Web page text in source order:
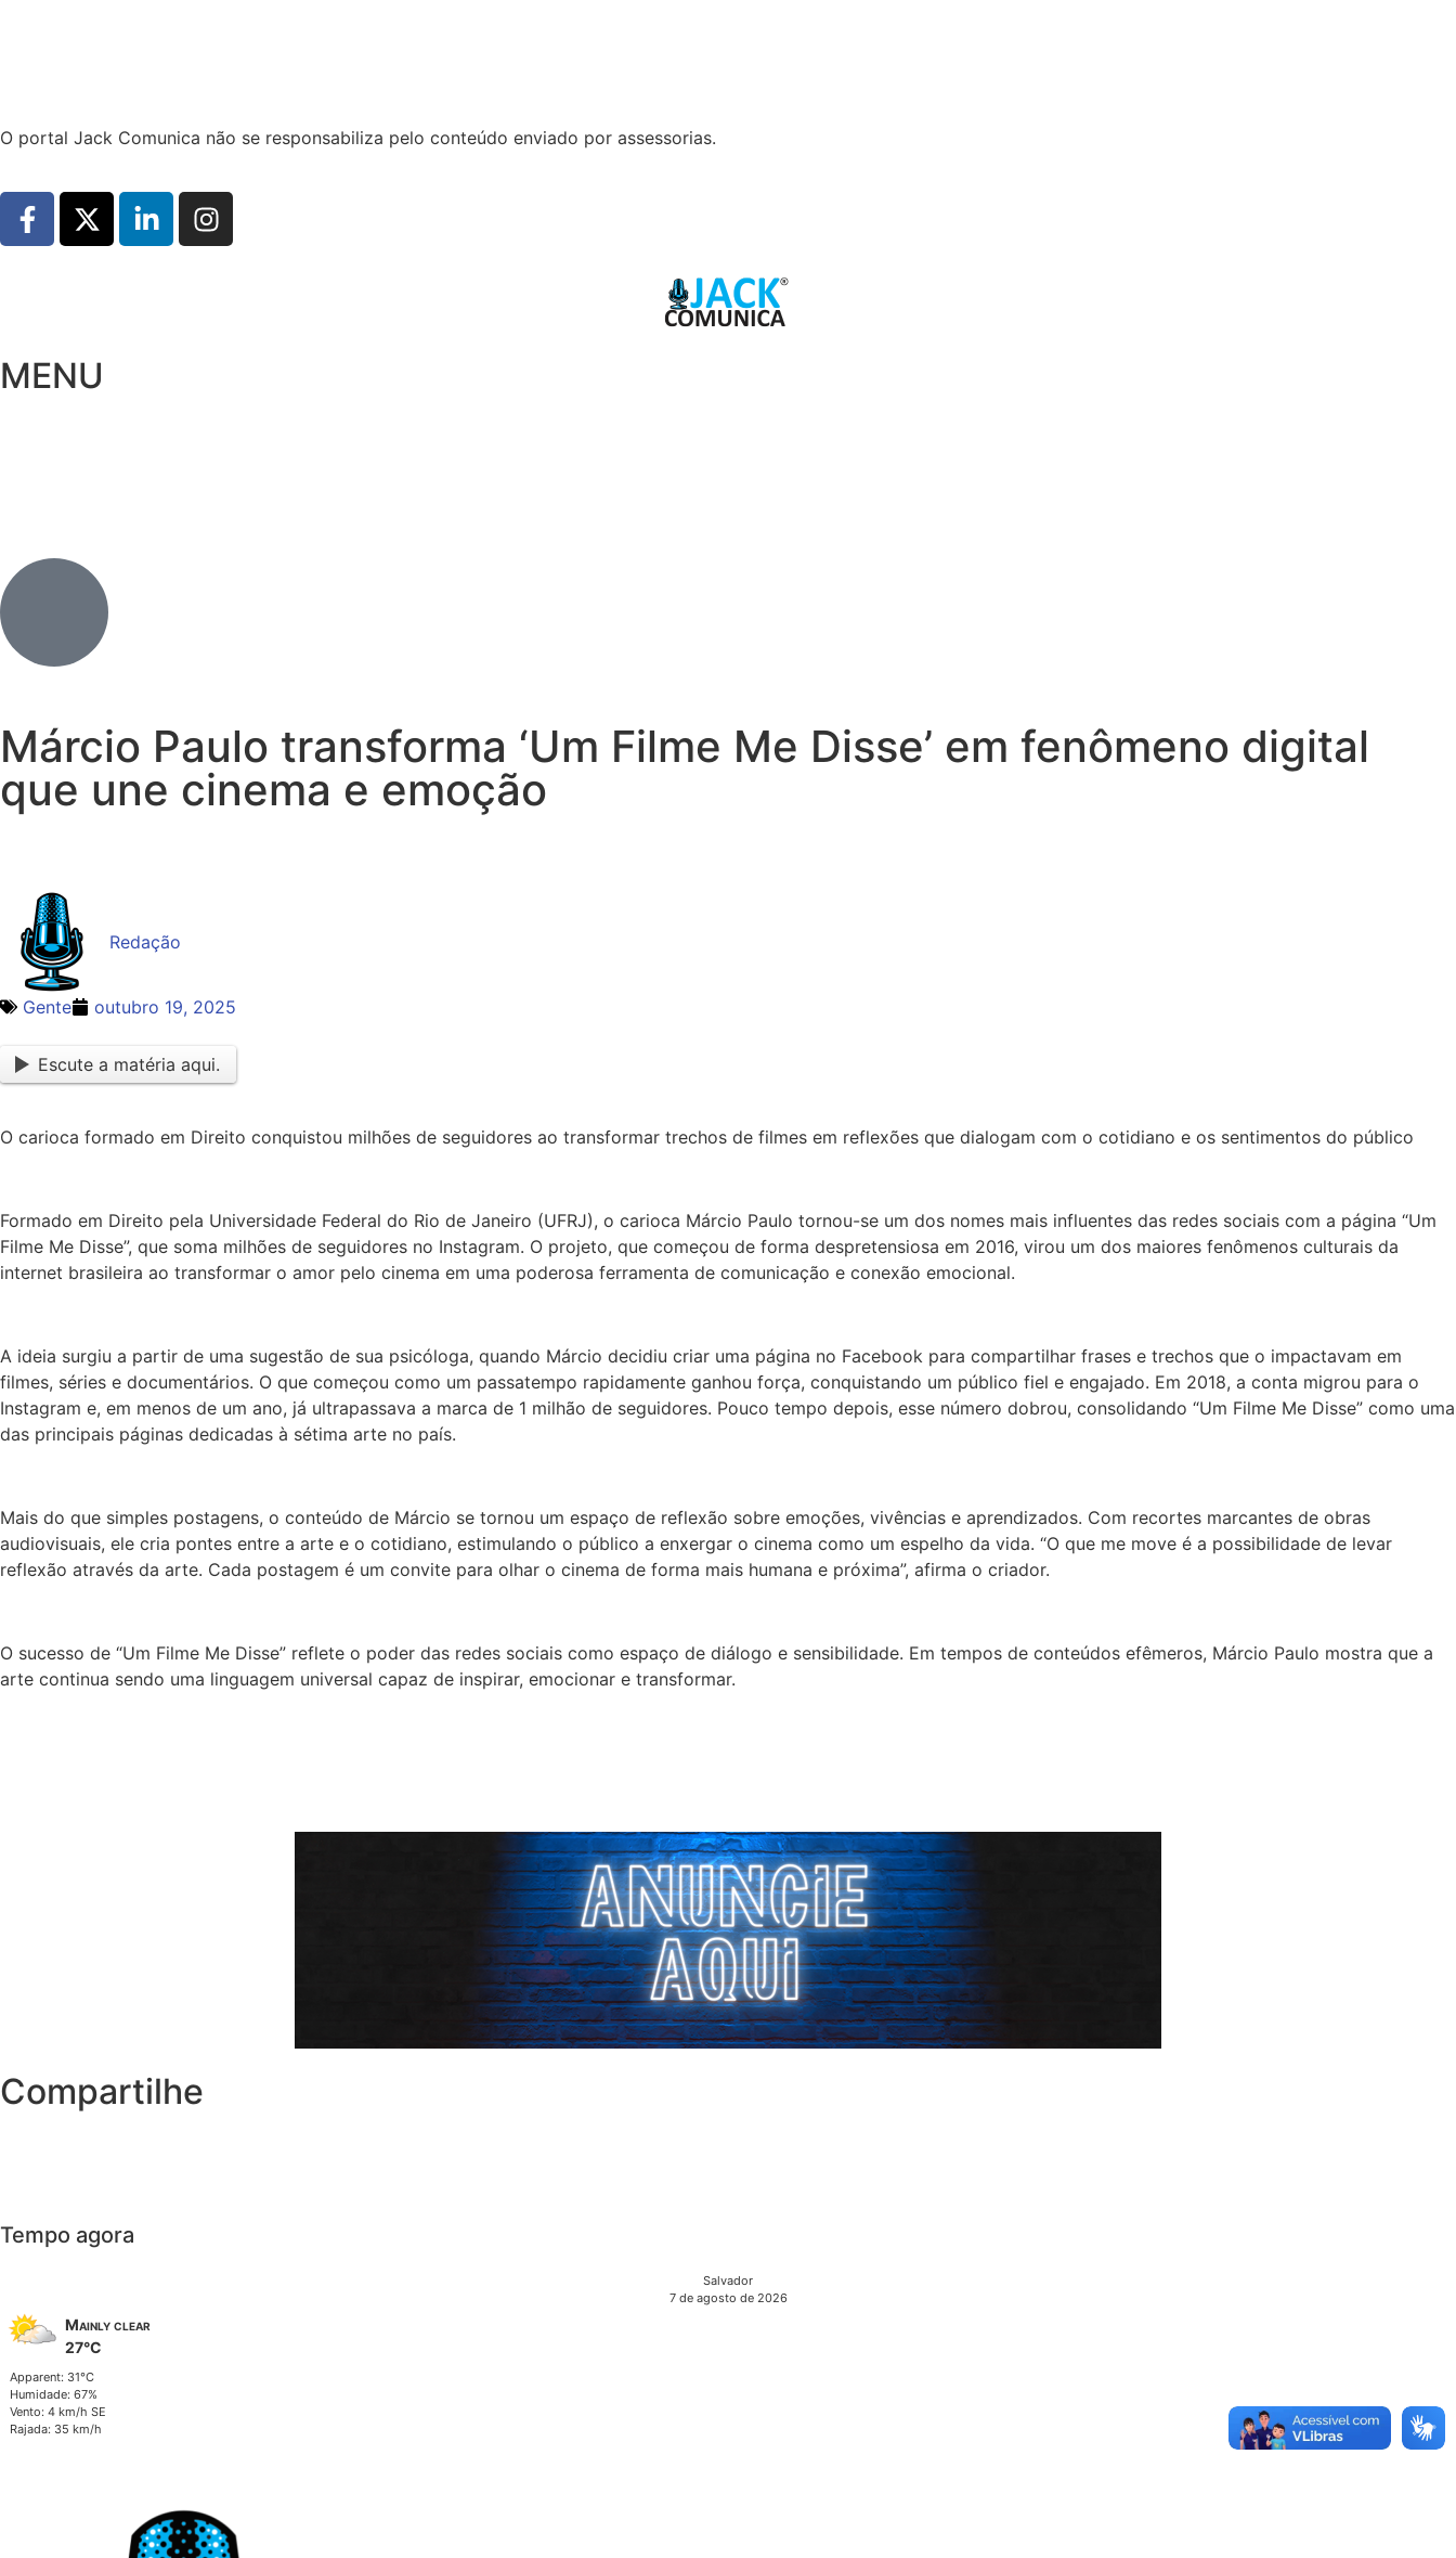
O portal Jack Comunica não se responsabiliza pelo conteúdo enviado por assessorias.
MENU
Márcio Paulo transforma ‘Um Filme Me Disse’ em fenômeno digital
que une cinema e emoção
Redação
Gente outubro 19, 2025
Escute a matéria aqui.
O carioca formado em Direito conquistou milhões de seguidores ao transformar trechos de filmes em reflexões que dialogam com o cotidiano e os sentimentos do público
Formado em Direito pela Universidade Federal do Rio de Janeiro (UFRJ), o carioca Márcio Paulo tornou-se um dos nomes mais influentes das redes sociais com a página “Um
Filme Me Disse”, que soma milhões de seguidores no Instagram. O projeto, que começou de forma despretensiosa em 2016, virou um dos maiores fenômenos culturais da
internet brasileira ao transformar o amor pelo cinema em uma poderosa ferramenta de comunicação e conexão emocional.
A ideia surgiu a partir de uma sugestão de sua psicóloga, quando Márcio decidiu criar uma página no Facebook para compartilhar frases e trechos que o impactavam em
filmes, séries e documentários. O que começou como um passatempo rapidamente ganhou força, conquistando um público fiel e engajado. Em 2018, a conta migrou para o
Instagram e, em menos de um ano, já ultrapassava a marca de 1 milhão de seguidores. Pouco tempo depois, esse número dobrou, consolidando “Um Filme Me Disse” como uma
das principais páginas dedicadas à sétima arte no país.
Mais do que simples postagens, o conteúdo de Márcio se tornou um espaço de reflexão sobre emoções, vivências e aprendizados. Com recortes marcantes de obras
audiovisuais, ele cria pontes entre a arte e o cotidiano, estimulando o público a enxergar o cinema como um espelho da vida. “O que me move é a possibilidade de levar
reflexão através da arte. Cada postagem é um convite para olhar o cinema de forma mais humana e próxima”, afirma o criador.
O sucesso de “Um Filme Me Disse” reflete o poder das redes sociais como espaço de diálogo e sensibilidade. Em tempos de conteúdos efêmeros, Márcio Paulo mostra que a
arte continua sendo uma linguagem universal capaz de inspirar, emocionar e transformar.
Compartilhe
Tempo agora
Salvador
7 de agosto de 2026
Mainly clear
27°C
Apparent: 31°C
Humidade: 67%
Vento: 4 km/h SE
Rajada: 35 km/h